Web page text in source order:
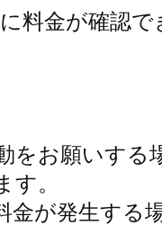
料金が確認で
をお願いする
。
が発生する